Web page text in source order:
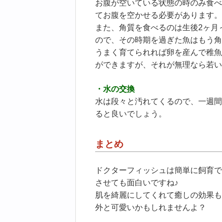
お腹が空いている状態の時のみ食
てお腹を空かせる必要があります。
また、角質を食べるのは生後2ヶ
ので、その時期を過ぎた魚はもう
うまく育てられれば卵を産んで稚
ができますが、それが無理なら若
・水の交換
水は段々と汚れてくるので、一週
ると良いでしょう。
まとめ
ドクターフィッシュは簡単に飼育
させても面白いですね♪
肌を綺麗にしてくれて癒しの効果
外と可愛いかもしれませんよ？